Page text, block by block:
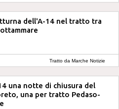
dell'A-14 nel tratto tra
Tratto da Marche Notizie
una notte di chiusura del
una per tratto Pedaso-